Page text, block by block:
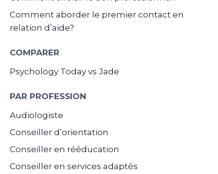
Comment aborder le premier contact en
relation d’aide?
COMPARER
Psychology Today vs Jade
PAR PROFESSION
Audiologiste
Conseiller d’orientation
Conseiller en rééducation
Conseiller en services adaptés